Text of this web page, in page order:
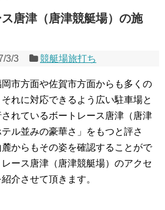
唐津（唐津競艇場）の施
3/3 競艇場旅打ち
市方面や佐賀市方面からも多くの
れに対応できるよう広い駐車場と
れているボートレース唐津（唐津
ル並みの豪華さ」をもつと評さ
からもその姿を確認することがで
ース唐津（唐津競艇場）のアクセ
介させて頂きます。